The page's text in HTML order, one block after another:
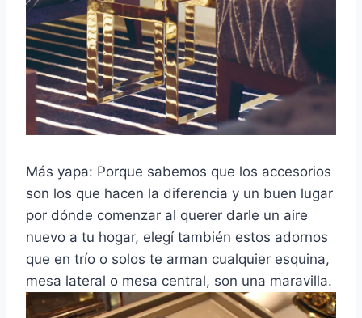
Más yapa: Porque sabemos que los accesorios
son los que hacen la diferencia y un buen lugar
por dónde comenzar al querer darle un aire
nuevo a tu hogar, elegí también estos adornos
que en trío o solos te arman cualquier esquina,
mesa lateral o mesa central, son una maravilla.